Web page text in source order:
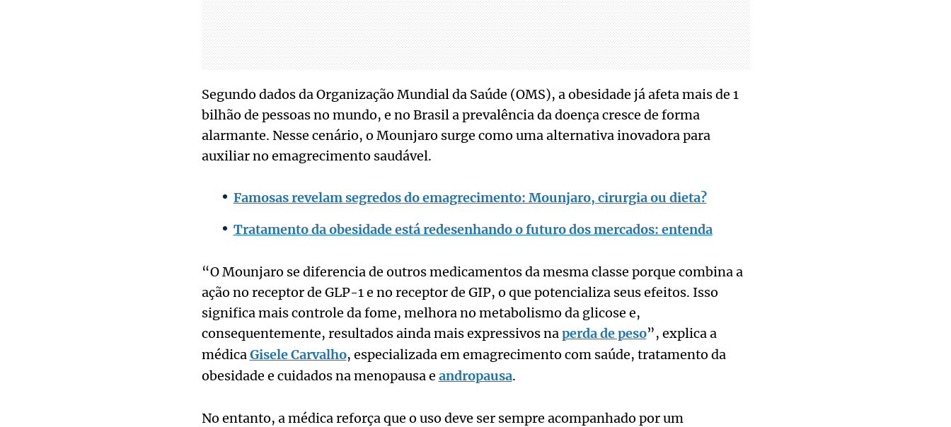
Segundo dados da Organização Mundial da Saúde (OMS), a obesidade já afeta mais de 1
bilhão de pessoas no mundo, e no Brasil a prevalência da doença cresce de forma
alarmante. Nesse cenário, o Mounjaro surge como uma alternativa inovadora para
auxiliar no emagrecimento saudável.
Famosas revelam segredos do emagrecimento: Mounjaro, cirurgia ou dieta?
Tratamento da obesidade está redesenhando o futuro dos mercados: entenda
“O Mounjaro se diferencia de outros medicamentos da mesma classe porque combina a
ação no receptor de GLP-1 e no receptor de GIP, o que potencializa seus efeitos. Isso
significa mais controle da fome, melhora no metabolismo da glicose e,
consequentemente, resultados ainda mais expressivos naperda de peso”, explica a
médicaGisele Carvalho, especializada em emagrecimento com saúde, tratamento da
obesidade e cuidados na menopausa e andropausa.
No entanto, a médica reforça que o uso deve ser sempre acompanhado por um